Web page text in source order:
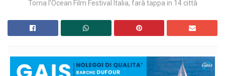
Torna l’Ocean Film Festival Italia, farà tappa in 14 città